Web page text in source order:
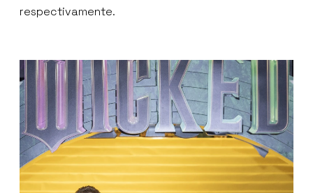
respectivamente.